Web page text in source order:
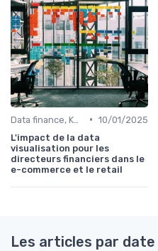
• 10/01/2025
L'impact de la data
visualisation pour les
directeurs financiers dans le
e-commerce et le retail
Les articles par date